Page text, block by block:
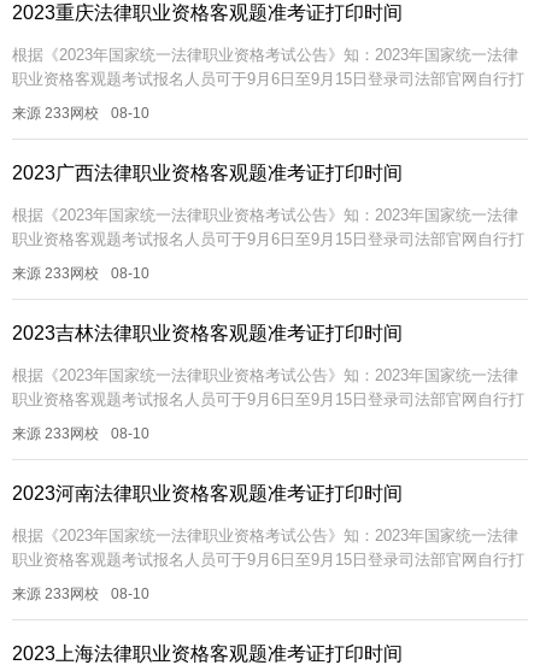
2023重庆法律职业资格客观题准考证打印时间
根据《2023年国家统一法律职业资格考试公告》知：2023年国家统一法律
职业资格客观题考试报名人员可于9月6日至9月15日登录司法部官网自行打
印准考证。插入模块2023年法考客观题准考证打印时间202...
来源 233网校 08-10
2023广西法律职业资格客观题准考证打印时间
根据《2023年国家统一法律职业资格考试公告》知：2023年国家统一法律
职业资格客观题考试报名人员可于9月6日至9月15日登录司法部官网自行打
印准考证。插入模块2023年法考客观题准考证打印时间202...
来源 233网校 08-10
2023吉林法律职业资格客观题准考证打印时间
根据《2023年国家统一法律职业资格考试公告》知：2023年国家统一法律
职业资格客观题考试报名人员可于9月6日至9月15日登录司法部官网自行打
印准考证。插入模块2023年法考客观题准考证打印时间202...
来源 233网校 08-10
2023河南法律职业资格客观题准考证打印时间
根据《2023年国家统一法律职业资格考试公告》知：2023年国家统一法律
职业资格客观题考试报名人员可于9月6日至9月15日登录司法部官网自行打
印准考证。插入模块2023年法考客观题准考证打印时间202...
来源 233网校 08-10
2023上海法律职业资格客观题准考证打印时间